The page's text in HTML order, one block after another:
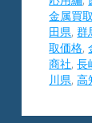
金属買取
田県,群
取価格,
商社,長
川県,高